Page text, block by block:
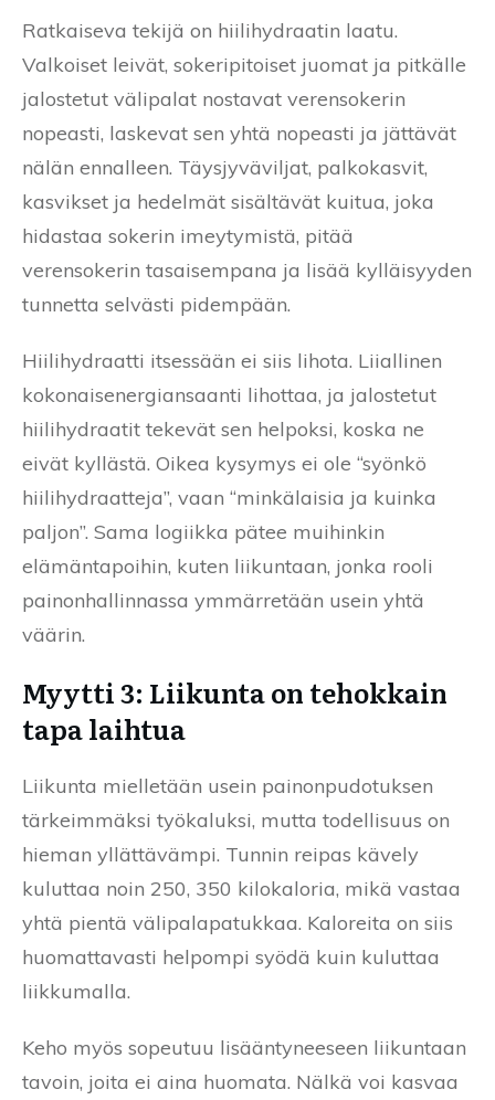
Ratkaiseva tekijä on hiilihydraatin laatu.
Valkoiset leivät, sokeripitoiset juomat ja pitkälle
jalostetut välipalat nostavat verensokerin
nopeasti, laskevat sen yhtä nopeasti ja jättävät
nälän ennalleen. Täysjyväviljat, palkokasvit,
kasvikset ja hedelmät sisältävät kuitua, joka
hidastaa sokerin imeytymistä, pitää
verensokerin tasaisempana ja lisää kylläisyyden
tunnetta selvästi pidempään.
Hiilihydraatti itsessään ei siis lihota. Liiallinen
kokonaisenergiansaanti lihottaa, ja jalostetut
hiilihydraatit tekevät sen helpoksi, koska ne
eivät kyllästä. Oikea kysymys ei ole “syönkö
hiilihydraatteja”, vaan “minkälaisia ja kuinka
paljon”. Sama logiikka pätee muihinkin
elämäntapoihin, kuten liikuntaan, jonka rooli
painonhallinnassa ymmärretään usein yhtä
väärin.
Myytti 3: Liikunta on tehokkain
tapa laihtua
Liikunta mielletään usein painonpudotuksen
tärkeimmäksi työkaluksi, mutta todellisuus on
hieman yllättävämpi. Tunnin reipas kävely
kuluttaa noin 250, 350 kilokaloria, mikä vastaa
yhtä pientä välipalapatukkaa. Kaloreita on siis
huomattavasti helpompi syödä kuin kuluttaa
liikkumalla.
Keho myös sopeutuu lisääntyneeseen liikuntaan
tavoin, joita ei aina huomata. Nälkä voi kasvaa